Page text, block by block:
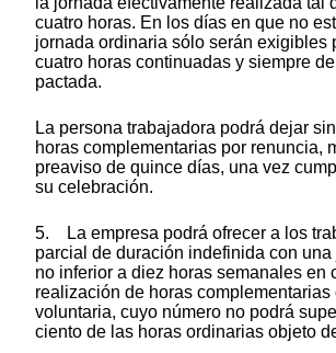
cuatro horas. En los días en que no
jornada ordinaria sólo serán exigibles
cuatro horas continuadas y siempre
pactada.
La persona trabajadora podrá dejar
horas complementarias por renuncia,
preaviso de quince días, una vez
su celebración.
5. La empresa podrá ofrecer a los
parcial de duración indefinida con
no inferior a diez horas semanales en
realización de horas complementarias
voluntaria, cuyo número no podrá
ciento de las horas ordinarias objeto